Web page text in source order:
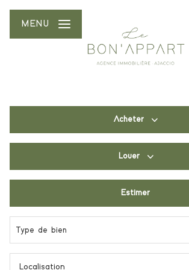
MENU
Acheter
Louer
Estimer
Type de bien
Localisation